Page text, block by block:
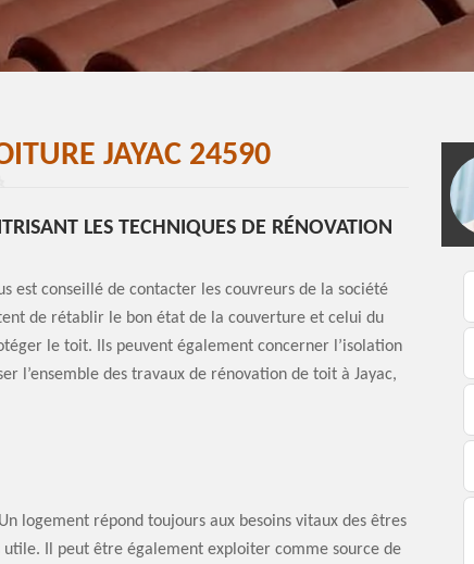
JAYAC 24590
LES TECHNIQUES DE RÉNOVATION
est conseillé de contacter les couvreurs de la société
de rétablir le bon état de la couverture et celui du
le toit. Ils peuvent également concerner l’isolation
l’ensemble des travaux de rénovation de toit à Jayac,
logement répond toujours aux besoins vitaux des êtres
Il peut être également exploiter comme source de